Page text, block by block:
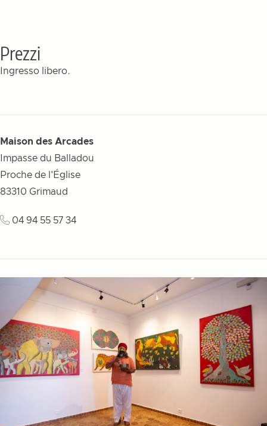
Prezzi
Ingresso libero.
Maison des Arcades
Impasse du Balladou
Proche de l'Église
83310 Grimaud
04 94 55 57 34